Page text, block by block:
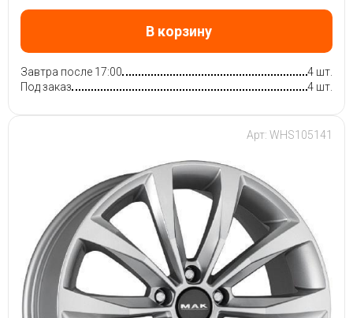
В корзину
Завтра после 17:00
4 шт.
Под заказ
4 шт.
Арт: WHS105141